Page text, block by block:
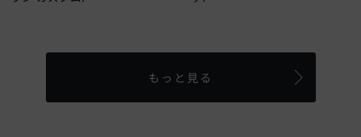
もっと見る